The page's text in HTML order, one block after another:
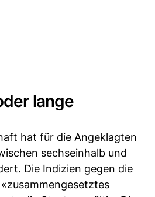
lange
hat für die Angeklagten
sechseinhalb und
Die Indizien gegen die